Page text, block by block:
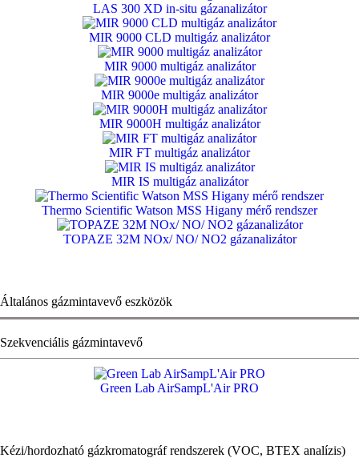
LAS 300 XD in-situ gázanalizátor
MIR 9000 CLD multigáz analizátor
MIR 9000 multigáz analizátor
MIR 9000e multigáz analizátor
MIR 9000H multigáz analizátor
MIR FT multigáz analizátor
MIR IS multigáz analizátor
Thermo Scientific Watson MSS Higany mérő rendszer
TOPAZE 32M NOx/ NO/ NO2 gázanalizátor
Általános gázmintavevő eszközök
Szekvenciális gázmintavevő
Green Lab AirSampL'Air PRO
Kézi/hordozható gázkromatográf rendszerek (VOC, BTEX analízis)